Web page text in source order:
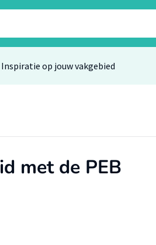
Inspiratie op jouw vakgebied
met de PEB